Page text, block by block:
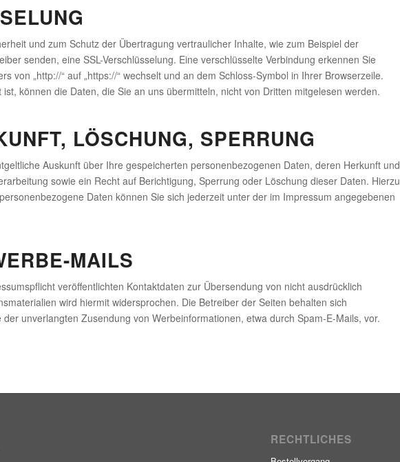
und zum Schutz der Übertragung vertraulicher Inhalte, wie zum Beispiel der
senden, eine SSL-Verschlüsselung. Eine verschlüsselte Verbindung erkennen Sie
von „http://“ auf „https://“ wechselt und an dem Schloss-Symbol in Ihrer Browserzeile.
können die Daten, die Sie an uns übermitteln, nicht von Dritten mitgelesen werden.
LÖSCHUNG, SPERRUNG
Auskunft über Ihre gespeicherten personenbezogenen Daten, deren Herkunft und
sowie ein Recht auf Berichtigung, Sperrung oder Löschung dieser Daten. Hierzu
Daten können Sie sich jederzeit unter der im Impressum angegebenen
MAILS
veröffentlichten Kontaktdaten zur Übersendung von nicht ausdrücklich
wird hiermit widersprochen. Die Betreiber der Seiten behalten sich
unverlangten Zusendung von Werbeinformationen, etwa durch Spam-E-Mails, vor.
RECHTLICHES